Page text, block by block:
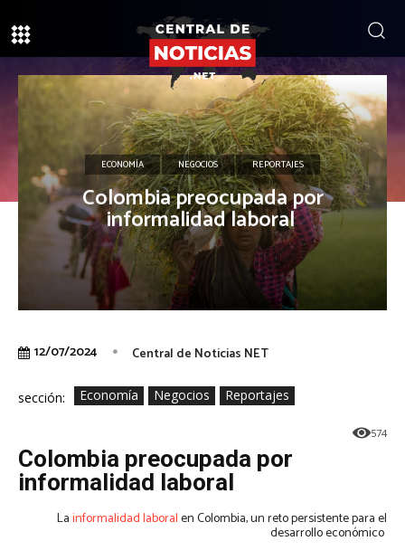
ECONOMÍA NEGOCIOS REPORTAJES
Colombia preocupada por
informalidad laboral
12/07/2024 Central de Noticias NET
sección: Economía Negocios Reportajes
574
Colombia preocupada por
informalidad laboral
Lainformalidad laboralen Colombia, un reto persistente para el
desarrollo económico